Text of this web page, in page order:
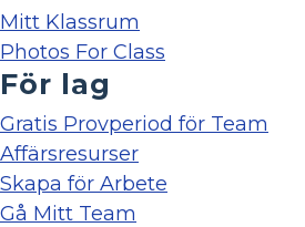
Mitt Klassrum
Photos For Class
För lag
Gratis Provperiod för Team
Affärsresurser
Skapa för Arbete
Gå Mitt Team